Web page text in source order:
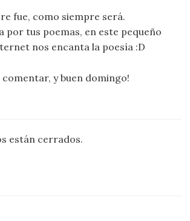
fue, como siempre será.
por tus poemas, en este pequeño
nos encanta la poesía :D
comentar, y buen domingo!
están cerrados.